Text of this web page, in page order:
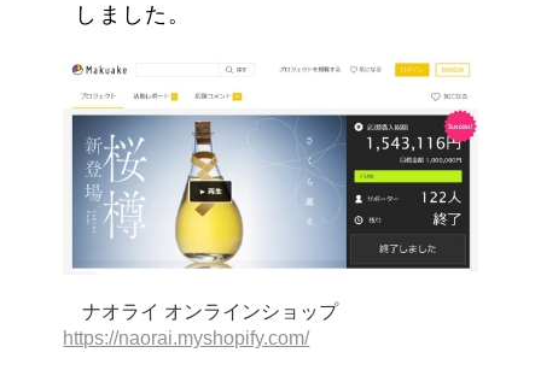
しました。
ナオライ オンラインショップ
https://naorai.myshopify.com/